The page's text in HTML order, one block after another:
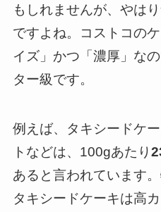
もしれませんが、やは
ですよね。コストコの
イズ」かつ「濃厚」な
ター級です。
例えば、タキシードケ
トなどは、100gあたり
あると言われています
タキシードケーキは高